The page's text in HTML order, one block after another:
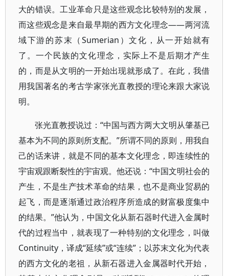
大的错误。工业革命只是这些观念比较特别的发展，
而这些观念是来自最早期的西方文化理念——两河流
域下游的苏末（Sumerian）文化，从一开始就有
了。一个民族的文化理念，实际上不是后期才产生
的，而是从文明的一开始出现就形成了。在此，我借
用我国著名的考古学家张光直教授的理论来跟大家说
明。
张光直教授说过：“中国与西方两大文明从肇基已
基本为不同的原则所支配。”所谓不同的原则，用我自
己的话来讲，就是不同的基本文化理念，即连续性的
宇宙观跟断裂性的宇宙观。他还说：“中国文明社会的
产生，不是生产技术革命的结果，也不是商业贸易的
起飞，而是逐渐通过政治程序所造成的财富极度集中
的结果。”他认为，中国文化从新石器时代进入金属时
代的过程当中，就表现了一种特别的文化理念，叫做
Continuity，译成“延续”或“连续”；以苏末文化为代表
的西方文化的老祖，从新石器进入金属器时代开始，